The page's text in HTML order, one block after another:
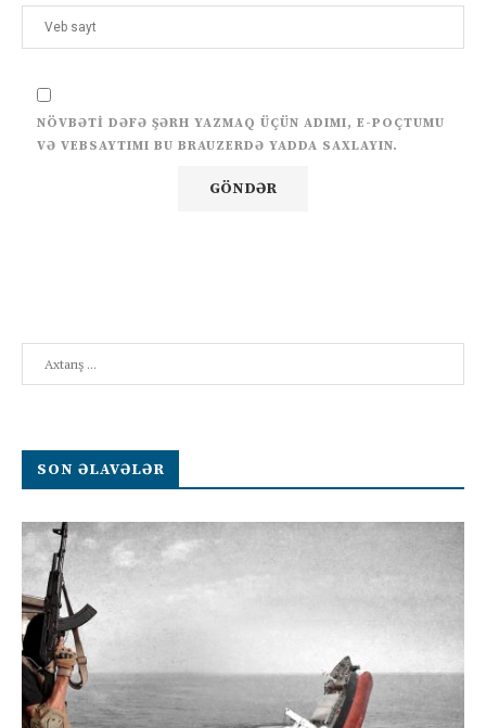
NÖVBƏTI DƏFƏ ŞƏRH YAZMAQ ÜÇÜN ADIMI, E-POÇTUMU
VƏ VEBSAYTIMI BU BRAUZERDƏ YADDA SAXLAYIN.
SON ƏLAVƏLƏR